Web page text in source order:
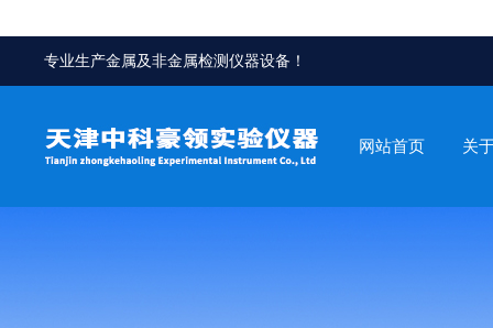
专业生产金属及非金属检测仪器设备！
网站首页 关